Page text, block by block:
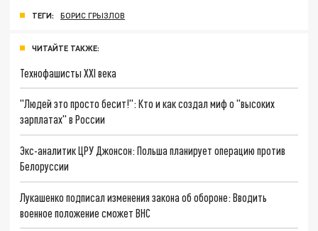
ТЕГИ: БОРИС ГРЫЗЛОВ
ЧИТАЙТЕ ТАКЖЕ:
Технофашисты XXI века
"Людей это просто бесит!": Кто и как создал миф о "высоких
зарплатах" в России
Экс-аналитик ЦРУ Джонсон: Польша планирует операцию против
Белоруссии
Лукашенко подписал изменения закона об обороне: Вводить
военное положение сможет ВНС